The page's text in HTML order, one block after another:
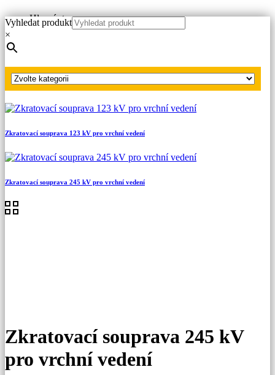
Hlavní strana
Produkty
Vyhledat produkt
×
Zkratovací souprava 123 kV pro vrchní vedení
Zkratovací souprava 245 kV pro vrchní vedení
Zkratovací souprava 245 kV
pro vrchní vedení